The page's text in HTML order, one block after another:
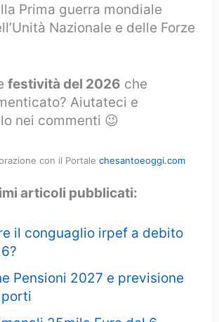
Prima guerra mondiale
Nazionale e delle Forze
festività del 2026 che
Aiutateci e
nei commenti 😉
con il Portalechesantoeoggi.com
articoli pubblicati:
il conguaglio irpef a debito
Pensioni 2027 e previsione